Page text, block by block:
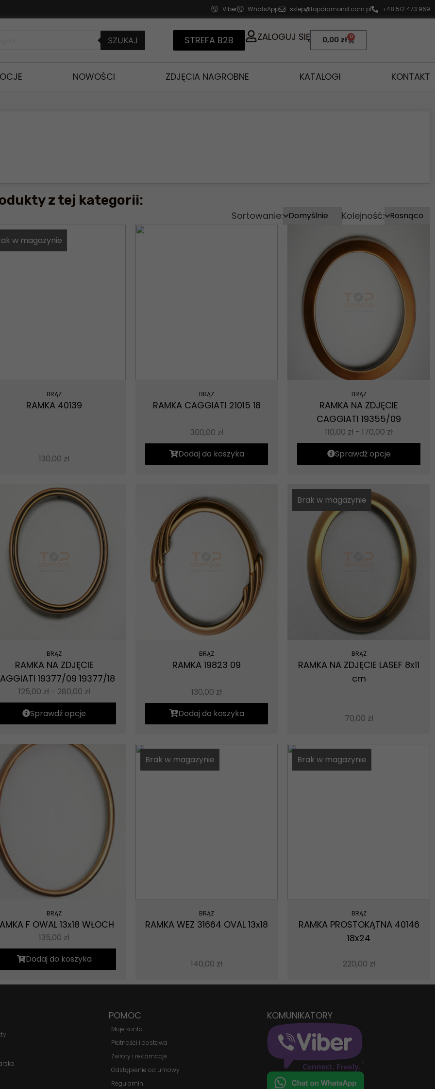
Viber WhatsApp sklep@topdiamond.com.pl +48 512 473 969
SZUKAJ STREFA B2B ZALOGUJ SIĘ 0,00 zł 0
NOWOŚCI ZDJĘCIA NAGROBNE KATALOGI KONTAKT
z tej kategorii:
Sortowanie: Kolejność:
w magazynie
BRĄZ
RAMKA 40139
130,00 zł
BRĄZ
RAMKA CAGGIATI 21015 18
300,00 zł
Dodaj do koszyka
BRĄZ
RAMKA NA ZDJĘCIE
CAGGIATI 19355/09
110,00 zł -170,00 zł
Sprawdź opcje
BRĄZ
RAMKA NA ZDJĘCIE
19377/09 19377/18
125,00 zł - 280,00 zł
Sprawdź opcje
BRĄZ
RAMKA 19823 09
130,00 zł
Dodaj do koszyka
Brak w magazynie
BRĄZ
RAMKA NA ZDJĘCIE LASEF 8x11
cm
70,00 zł
BRĄZ
F OWAL 13x18 WŁOCH
135,00 zł
Dodaj do koszyka
Brak w magazynie
BRĄZ
RAMKA WEZ 31664 OVAL 13x18
140,00 zł
Brak w magazynie
BRĄZ
RAMKA PROSTOKĄTNA 40146
18x24
220,00 zł
POMOC
Moje konto
Płatności i dostawa
Zwroty i reklamacje
Odstąpienie od umowy
Regulamin
KOMUNIKATORY
funkcjonowania
strony
internetowej.
Statystyka
Abyśmy mogli